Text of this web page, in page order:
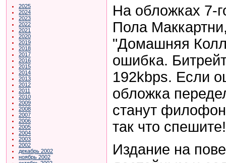
2025
2024
2023
2022
2021
2020
2019
2018
2017
2016
2015
2014
2013
2012
2011
2010
2009
2008
2007
2006
2005
2004
2003
2002
декабрь 2002
ноябрь 2002
На обложках 7-
Пола
"Домашняя
ошибка.
192kbps. Если
обложка
станут
так что спешите!
Издание на